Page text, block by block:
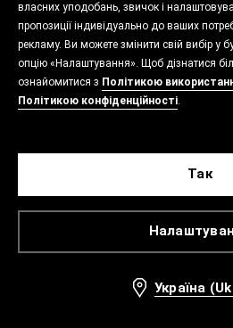
власних уподобань, звичок і
пропозиції індивідуально до ваших
рекламу. Ви можете змінити свій вибір у
опцію «Налаштування». Щоб дізнатися
ознайомитися з Політикою
Політикою конфіденційності.
Так
Україна